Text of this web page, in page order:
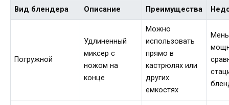
Вид блендера Описание Преимущества
Погружной
Удлиненный
миксер с
ножом на
конце
Можно
использовать
прямо в
кастрюлях или
других
емкостях